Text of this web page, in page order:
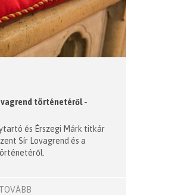
történetéről -
és Érszegi Márk titkár
Sír Lovagrend és a
TOVÁBB